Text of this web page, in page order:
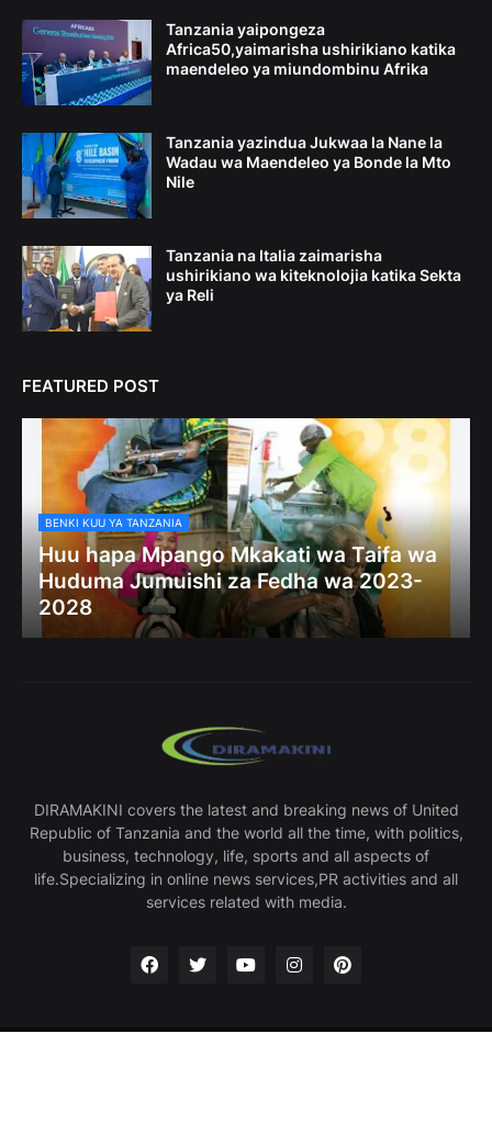
Tanzania yaipongeza
Africa50,yaimarisha ushirikiano katika
maendeleo ya miundombinu Afrika
Tanzania yazindua Jukwaa la Nane la
Wadau wa Maendeleo ya Bonde la Mto
Nile
Tanzania na Italia zaimarisha
ushirikiano wa kiteknolojia katika Sekta
ya Reli
FEATURED POST
BENKI KUU YA TANZANIA
Huu hapa Mpango Mkakati wa Taifa wa
Huduma Jumuishi za Fedha wa 2023-
2028
DIRAMAKINI covers the latest and breaking news of United
Republic of Tanzania and the world all the time, with politics,
business, technology, life, sports and all aspects of
life.Specializing in online news services,PR activities and all
services related with media.